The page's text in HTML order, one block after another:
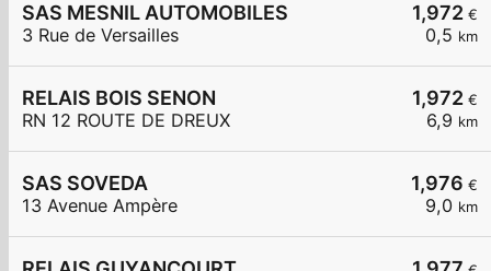
1,972 €
0,5 km
SAS MESNIL AUTOMOBILES
3 Rue de Versailles
1,972 €
6,9 km
RELAIS BOIS SENON
RN 12 ROUTE DE DREUX
1,976 €
9,0 km
SAS SOVEDA
13 Avenue Ampère